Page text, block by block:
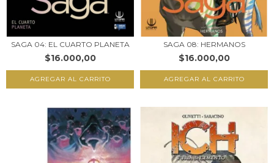
SAGA 04: EL CUARTO PLANETA
$16.000,00
SAGA 08: HERMANOS
$16.000,00